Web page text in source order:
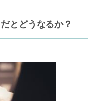
とどうなるか？